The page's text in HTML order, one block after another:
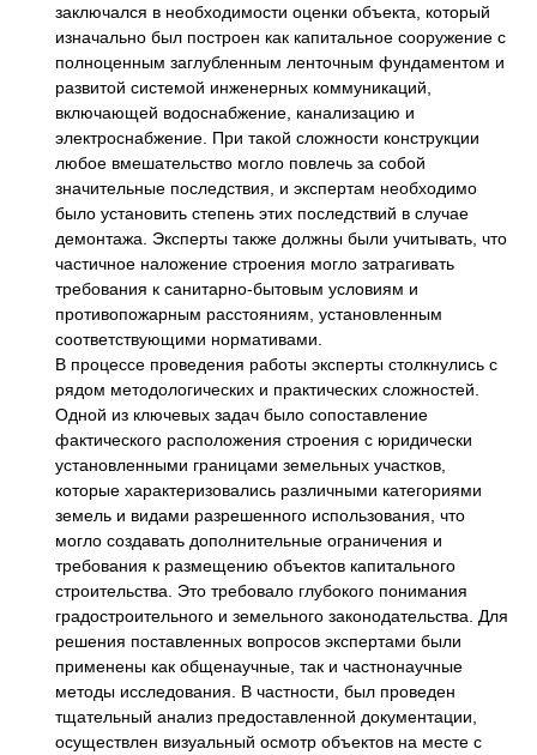
заключался в необходимости оценки объекта, который
изначально был построен как капитальное сооружение с
полноценным заглубленным ленточным фундаментом и
развитой системой инженерных коммуникаций,
включающей водоснабжение, канализацию и
электроснабжение. При такой сложности конструкции
любое вмешательство могло повлечь за собой
значительные последствия, и экспертам необходимо
было установить степень этих последствий в случае
демонтажа. Эксперты также должны были учитывать, что
частичное наложение строения могло затрагивать
требования к санитарно-бытовым условиям и
противопожарным расстояниям, установленным
соответствующими нормативами.
В процессе проведения работы эксперты столкнулись с
рядом методологических и практических сложностей.
Одной из ключевых задач было сопоставление
фактического расположения строения с юридически
установленными границами земельных участков,
которые характеризовались различными категориями
земель и видами разрешенного использования, что
могло создавать дополнительные ограничения и
требования к размещению объектов капитального
строительства. Это требовало глубокого понимания
градостроительного и земельного законодательства. Для
решения поставленных вопросов экспертами были
применены как общенаучные, так и частнонаучные
методы исследования. В частности, был проведен
тщательный анализ предоставленной документации,
осуществлен визуальный осмотр объектов на месте с